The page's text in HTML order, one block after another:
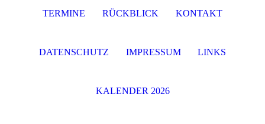
TERMINE RÜCKBLICK KONTAKT
DATENSCHUTZ IMPRESSUM LINKS
KALENDER 2026